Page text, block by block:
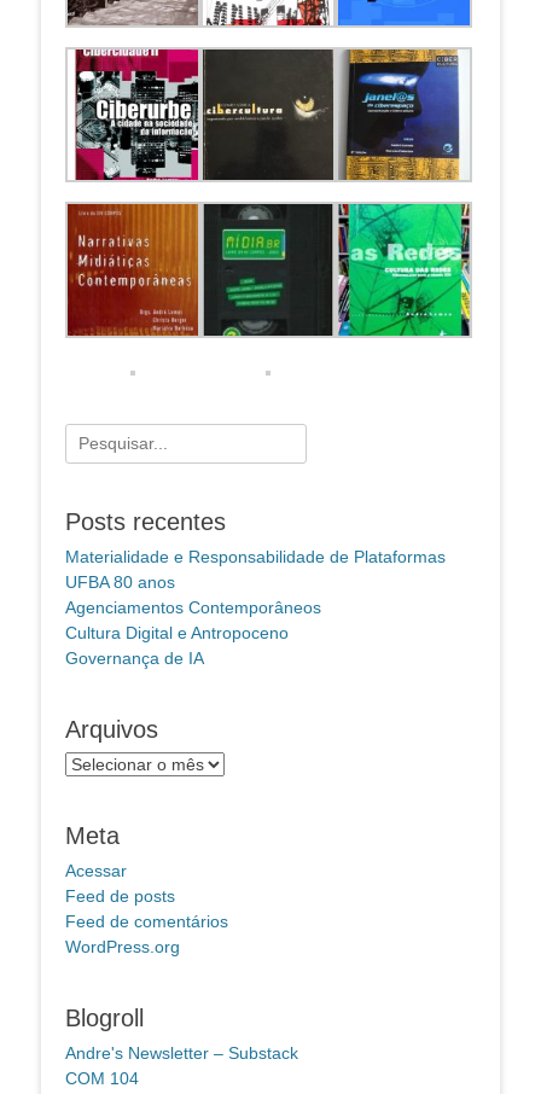
Pesquisar
por:
Posts recentes
Materialidade e Responsabilidade de Plataformas
UFBA 80 anos
Agenciamentos Contemporâneos
Cultura Digital e Antropoceno
Governança de IA
Arquivos
Arquivos
Meta
Acessar
Feed de posts
Feed de comentários
WordPress.org
Blogroll
Andre's Newsletter – Substack
COM 104